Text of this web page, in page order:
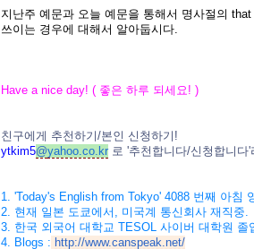
지난주 예문과 오늘 예문을 통해서 명사절의
쓰이는 경우에 대해서 알아둡시다.
Have a nice day! ( 좋은 하루 되세요 ! )
친구에게 추천하기/본인 신청하기 !
ytkim5@yahoo.co.kr 로 '추천합니다/신청 합니다'
1. 'Today's English from Tokyo' 4088 번째 아침
2. 현재 일본 도쿄에서 미국계 통신회사 재직중
3. 한국 외국어 대학교 TESOL 사이버 대학원 졸
4. Blogs : http://www.canspeak.net/